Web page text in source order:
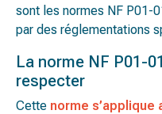
sont les normes NF P01-
par des réglementations
La norme NF P01-
respecter
Cette norme s’applique